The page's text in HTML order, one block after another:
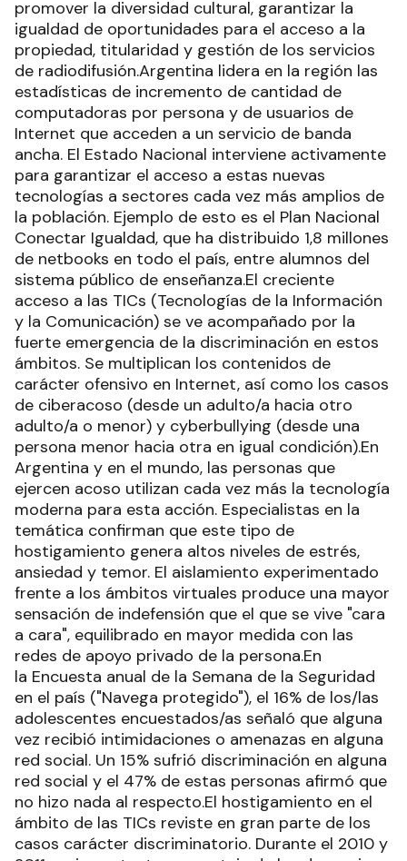
promover la diversidad cultural, garantizar la
igualdad de oportunidades para el acceso a la
propiedad, titularidad y gestión de los servicios
de radiodifusión.Argentina lidera en la región las
estadísticas de incremento de cantidad de
computadoras por persona y de usuarios de
Internet que acceden a un servicio de banda
ancha. El Estado Nacional interviene activamente
para garantizar el acceso a estas nuevas
tecnologías a sectores cada vez más amplios de
la población. Ejemplo de esto es el Plan Nacional
Conectar Igualdad, que ha distribuido 1,8 millones
de netbooks en todo el país, entre alumnos del
sistema público de enseñanza.El creciente
acceso a las TICs (Tecnologías de la Información
y la Comunicación) se ve acompañado por la
fuerte emergencia de la discriminación en estos
ámbitos. Se multiplican los contenidos de
carácter ofensivo en Internet, así como los casos
de ciberacoso (desde un adulto/a hacia otro
adulto/a o menor) y cyberbullying (desde una
persona menor hacia otra en igual condición).En
Argentina y en el mundo, las personas que
ejercen acoso utilizan cada vez más la tecnología
moderna para esta acción. Especialistas en la
temática confirman que este tipo de
hostigamiento genera altos niveles de estrés,
ansiedad y temor. El aislamiento experimentado
frente a los ámbitos virtuales produce una mayor
sensación de indefensión que el que se vive "cara
a cara", equilibrado en mayor medida con las
redes de apoyo privado de la persona.En
la Encuesta anual de la Semana de la Seguridad
en el país ("Navega protegido"), el 16% de los/las
adolescentes encuestados/as señaló que alguna
vez recibió intimidaciones o amenazas en alguna
red social. Un 15% sufrió discriminación en alguna
red social y el 47% de estas personas afirmó que
no hizo nada al respecto.El hostigamiento en el
ámbito de las TICs reviste en gran parte de los
casos carácter discriminatorio. Durante el 2010 y